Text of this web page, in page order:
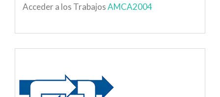
Acceder a los TrabajosAMCA2004